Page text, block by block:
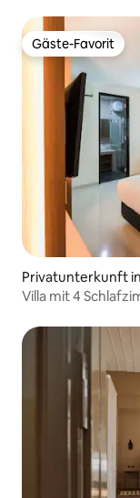
Gäste-Favorit
Gäste-Favorit
Privatunterkunft
gah
Villa mit 4